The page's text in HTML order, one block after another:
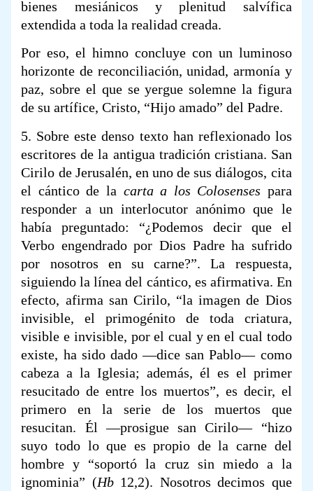
bienes mesiánicos y plenitud salvífica
extendida a toda la realidad creada.
Por eso, el himno concluye con un luminoso
horizonte de reconciliación, unidad, armonía y
paz, sobre el que se yergue solemne la figura
de su artífice, Cristo, “Hijo amado” del Padre.
5. Sobre este denso texto han reflexionado los
escritores de la antigua tradición cristiana. San
Cirilo de Jerusalén, en uno de sus diálogos, cita
el cántico de la carta a los Colosenses para
responder a un interlocutor anónimo que le
había preguntado: “¿Podemos decir que el
Verbo engendrado por Dios Padre ha sufrido
por nosotros en su carne?”. La respuesta,
siguiendo la línea del cántico, es afirmativa. En
efecto, afirma san Cirilo, “la imagen de Dios
invisible, el primogénito de toda criatura,
visible e invisible, por el cual y en el cual todo
existe, ha sido dado —dice san Pablo― como
cabeza a la Iglesia; además, él es el primer
resucitado de entre los muertos”, es decir, el
primero en la serie de los muertos que
resucitan. Él ―prosigue san Cirilo― “hizo
suyo todo lo que es propio de la carne del
hombre y “soportó la cruz sin miedo a la
ignominia” (Hb12,2). Nosotros decimos que